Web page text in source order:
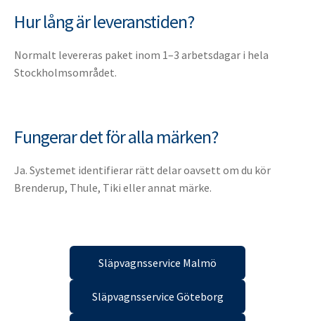
Hur lång är leveranstiden?
Normalt levereras paket inom 1–3 arbetsdagar i hela
Stockholmsområdet.
Fungerar det för alla märken?
Ja. Systemet identifierar rätt delar oavsett om du kör
Brenderup, Thule, Tiki eller annat märke.
Släpvagnsservice Malmö
Släpvagnsservice Göteborg